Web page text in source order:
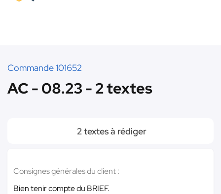
Commande 101652
AC - 08.23 - 2 textes
2 textes à rédiger
Consignes générales du client :
Bien tenir compte du BRIEF.